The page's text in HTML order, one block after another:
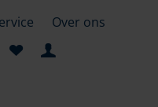
Over ons